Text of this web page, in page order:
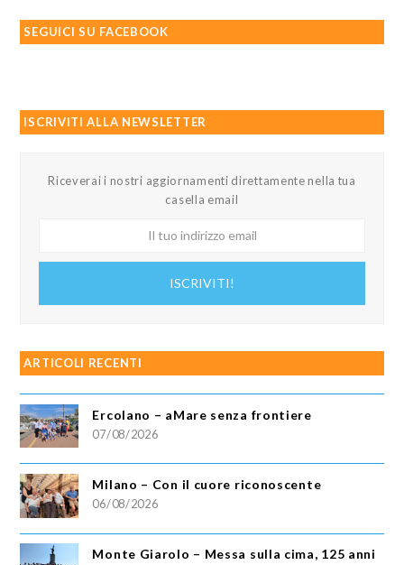
SEGUICI SU FACEBOOK
ISCRIVITI ALLA NEWSLETTER
Riceverai i nostri aggiornamenti direttamente nella tua
casella email
ISCRIVITI!
ARTICOLI RECENTI
Ercolano – aMare senza frontiere
07/08/2026
Milano – Con il cuore riconoscente
06/08/2026
Monte Giarolo – Messa sulla cima, 125 anni